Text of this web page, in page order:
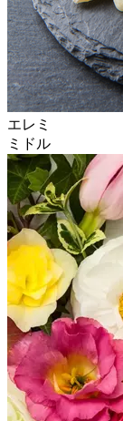
エレミ
ミドル